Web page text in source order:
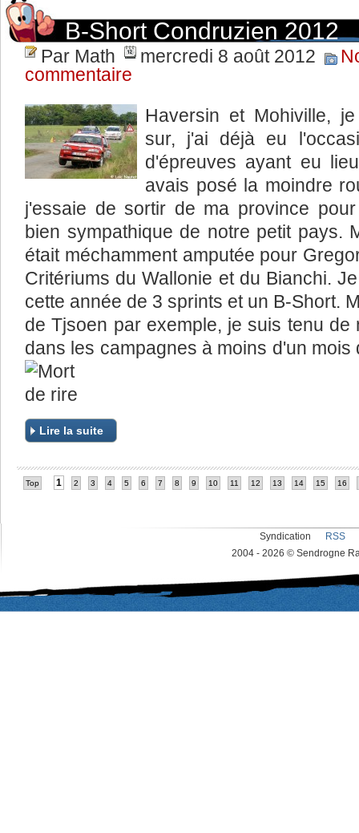
B-Short Condruzien 2012
Par Math mercredi 8 août 2012
commentaire
Haversin et Mohiville,
sur, j'ai déjà eu
d'épreuves ayant eu
avais posé la moindre
j'essaie de sortir de ma province
bien sympathique de notre petit pays.
était méchamment amputée pour
Critériums du Wallonie et du Bianchi.
cette année de 3 sprints et un B-Short.
de Tjsoen par exemple, je suis tenu
dans les campagnes à moins d'un
Lire la suite
Top 1 2 3 4 5 6 7 8 9 10 11 12 13 14 15 16
Syndication RSS
2004 - 2026 © Sendrogne